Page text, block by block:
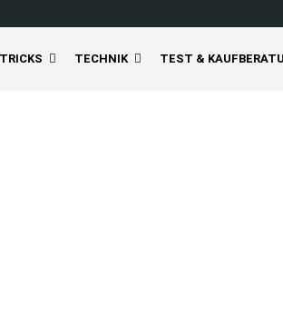
TECHNIK TEST &